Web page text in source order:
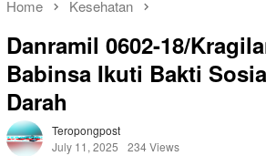
Home Kesehatan
Danramil 0602-18/
Babinsa Ikuti Bakti
Darah
Teropongpost
July 11, 2025
234 Views